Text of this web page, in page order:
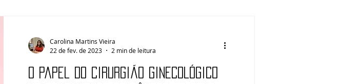
Carolina Martins Vieira
22 de fev. de 2023
2 min de leitura
O papel do cirurgião ginecológico